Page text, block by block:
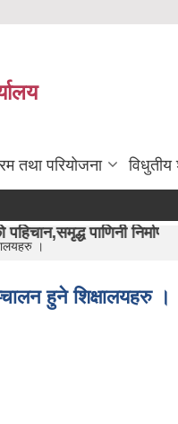
तथा परियोजना
निर्माण हाम्रो अभीयान"।
।
हुने शिक्षालयहरु ।